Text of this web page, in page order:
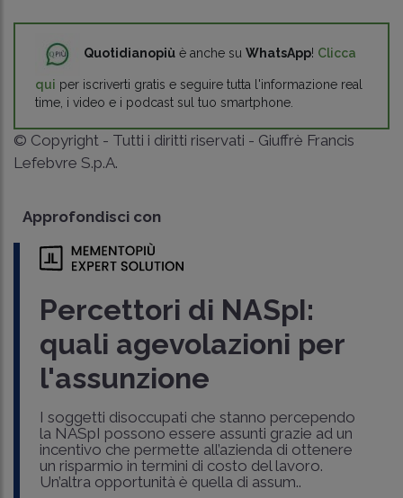
Quotidianopiù è anche su WhatsApp! Clicca
qui per iscriverti gratis e seguire tutta l'informazione real
time, i video e i podcast sul tuo smartphone.
© Copyright - Tutti i diritti riservati - Giuffrè Francis
Lefebvre S.p.A.
Approfondisci con
Percettori di NASpI:
quali agevolazioni per
l'assunzione
I soggetti disoccupati che stanno percependo
la NASpI possono essere assunti grazie ad un
incentivo che permette all’azienda di ottenere
un risparmio in termini di costo del lavoro.
Un’altra opportunità è quella di assum..